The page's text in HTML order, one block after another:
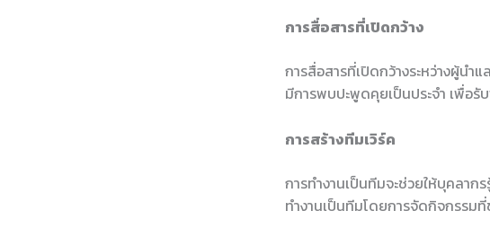
การสื่อสารที่เปิดกว้าง
การสื่อสารที่เปิดกว้างระหว่างผู้น
มีการพบปะพูดคุยเป็นประจำ เพื่อ
การสร้างทีมเวิร์ค
การทำงานเป็นทีมจะช่วยให้บุคลา
ทำงานเป็นทีมโดยการจัดกิจกรรม